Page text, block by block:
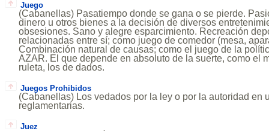
Juego
(Cabanellas) Pasatiempo donde se gana o se pierde.
dinero u otros bienes a la decisión de diversos
obsesiones. Sano y alegre esparcimiento. Recreación
relacionadas entre sí; como juego de comedor (mesa,
Combinación natural de causas; como el juego de la
AZAR. El que depende en absoluto de la suerte, como el
ruleta, los de dados.
Juegos Prohibidos
(Cabanellas) Los vedados por la ley o por la autoridad en
reglamentarias.
Juez